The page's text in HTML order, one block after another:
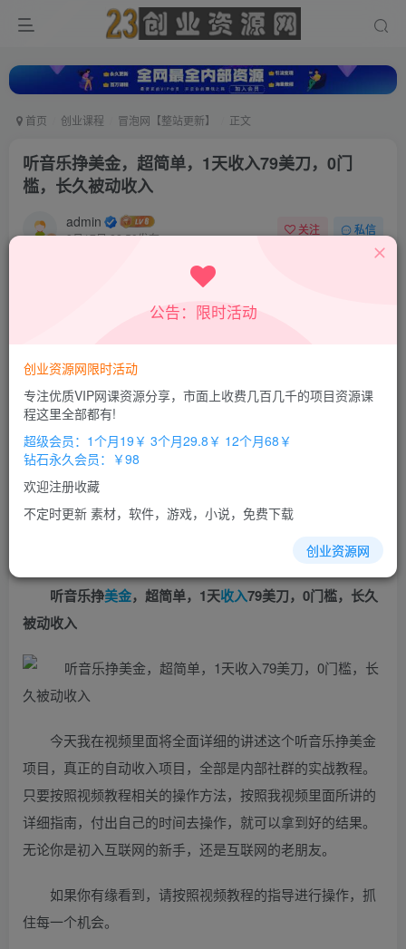
首页 创业课程 冒泡网【整站更新】 正文
听音乐挣美金，超简单，1天收入79美刀，0门
槛，长久被动收入
admin
9月17日 22:50发布
关注 私信
超级会员
立即购买
您当前未登录！建议登陆后购买，办理会员包月更省钱，可保存购
听音乐挣美金，超简单，1天收入79美刀，0门槛，长久
被动收入
今天我在视频里面将全面详细的讲述这个听音乐挣美金
项目，真正的自动收入项目，全部是内部社群的实战教程。
只要按照视频教程相关的操作方法，按照我视频里面所讲的
详细指南，付出自己的时间去操作，就可以拿到好的结果。
无论你是初入互联网的新手，还是互联网的老朋友。
如果你有缘看到，请按照视频教程的指导进行操作，抓
住每一个机会。
公告：限时活动
创业资源网限时活动
专注优质VIP网课资源分享，市面上收费几百几千的项目资源课
程这里全部都有!
超级会员：1个月19￥ 3个月29.8￥ 12个月68￥
钻石永久会员：￥98
欢迎注册收藏
不定时更新 素材，软件，游戏，小说，免费下载
创业资源网